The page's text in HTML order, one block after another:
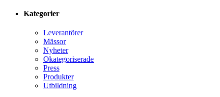
Kategorier
Leverantörer
Mässor
Nyheter
Okategoriserade
Press
Produkter
Utbildning